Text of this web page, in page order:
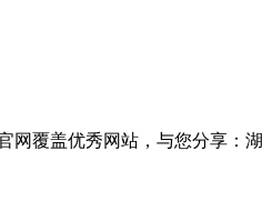
网覆盖优秀网站，与您分享：